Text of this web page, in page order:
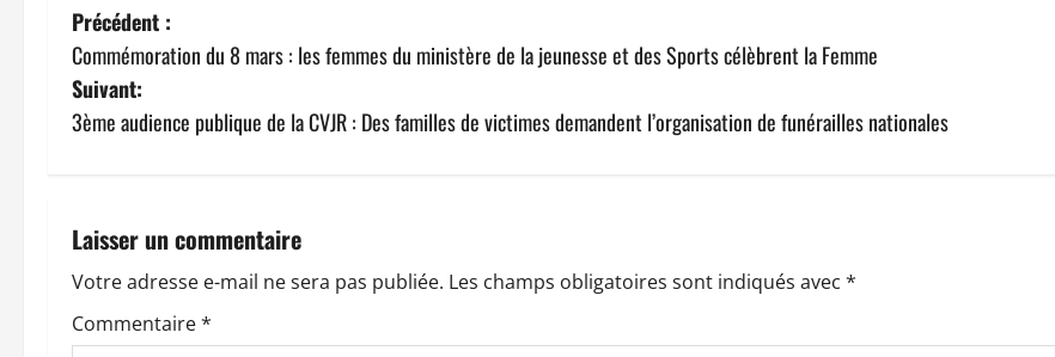
N
a
v
g
a
t
Précédent :
Commémoration du 8 mars : les femmes du ministère de la jeunesse et des Sports célèbrent la Femme
Suivant:
3ème audience publique de la CVJR : Des familles de victimes demandent l’organisation de funérailles nationales
Laisser un commentaire
Votre adresse e-mail ne sera pas publiée. Les champs obligatoires sont indiqués avec *
Commentaire*